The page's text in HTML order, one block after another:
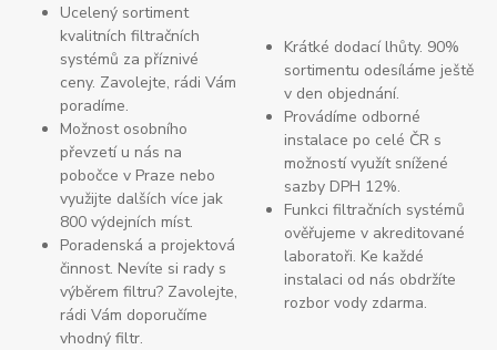
Ucelený sortiment
kvalitních filtračních
systémů za příznivé
ceny. Zavolejte, rádi Vám
poradíme.
Možnost osobního
převzetí u nás na
pobočce v Praze nebo
využijte dalších více jak
800 výdejních míst.
Poradenská a projektová
činnost. Nevíte si rady s
výběrem filtru? Zavolejte,
rádi Vám doporučíme
vhodný filtr.
Krátké dodací lhůty. 90%
sortimentu odesíláme ještě
v den objednání.
Provádíme odborné
instalace po celé ČR s
možností využít snížené
sazby DPH 12%.
Funkci filtračních systémů
ověřujeme v akreditované
laboratoři. Ke každé
instalaci od nás obdržíte
rozbor vody zdarma.